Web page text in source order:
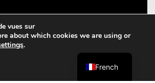
© 2026. Boart Longyear.
Politique de cookie
vues sur
about which cookies we are using or
.
French